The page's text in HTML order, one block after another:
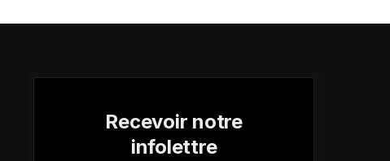
Recevoir notre
infolettre